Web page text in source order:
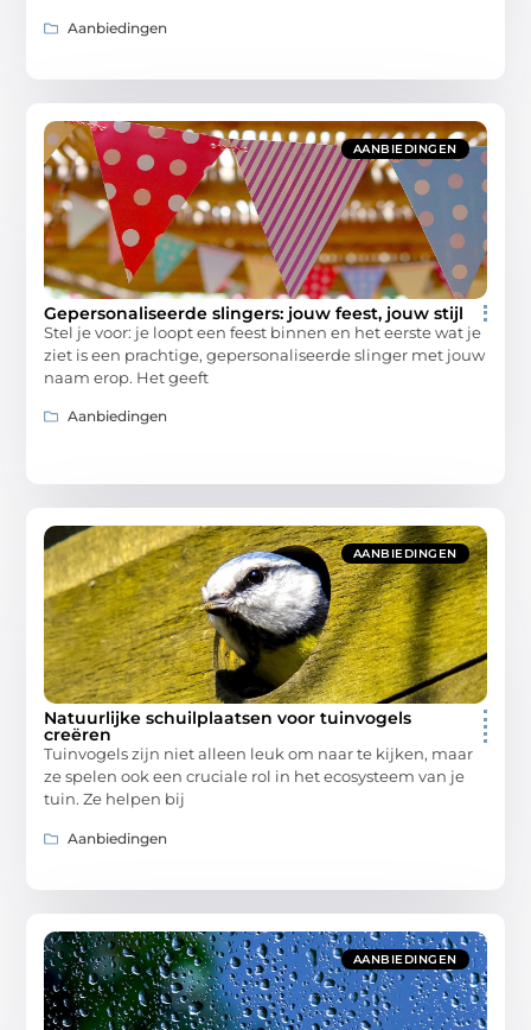
Aanbiedingen
AANBIEDINGEN
Gepersonaliseerde slingers: jouw feest, jouw stijl
Stel je voor: je loopt een feest binnen en het eerste wat je
ziet is een prachtige, gepersonaliseerde slinger met jouw
naam erop. Het geeft
Aanbiedingen
AANBIEDINGEN
Natuurlijke schuilplaatsen voor tuinvogels
creëren
Tuinvogels zijn niet alleen leuk om naar te kijken, maar
ze spelen ook een cruciale rol in het ecosysteem van je
tuin. Ze helpen bij
Aanbiedingen
AANBIEDINGEN